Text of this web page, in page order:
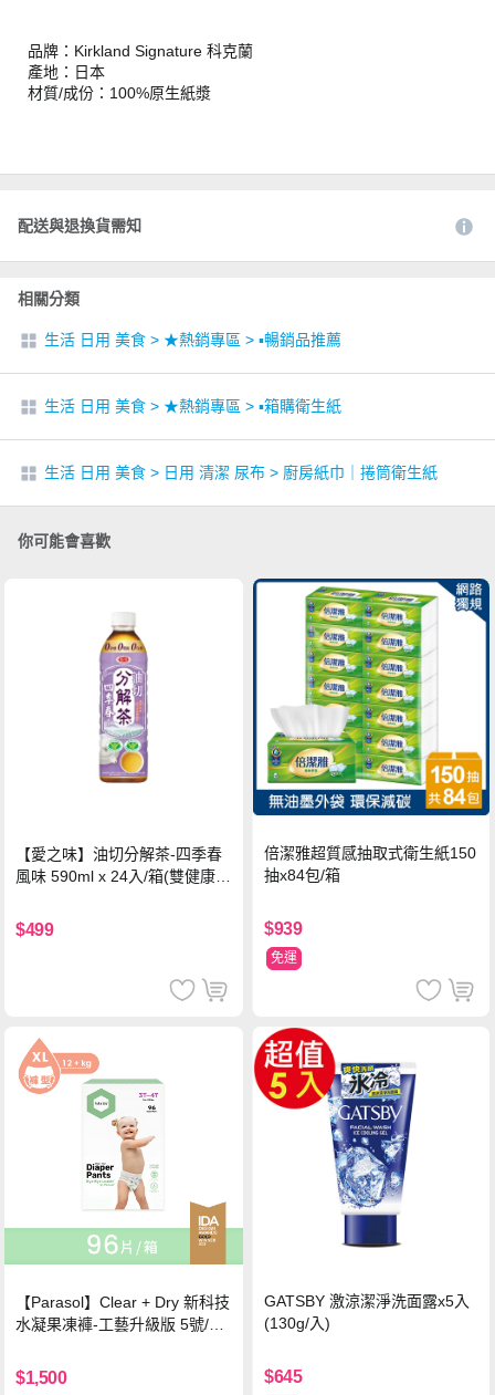
品牌：Kirkland Signature 科克蘭
產地：日本
材質/成份：100%原生紙漿
配送與退換貨需知
相關分類
生活 日用 美食 > ★熱銷專區 > ▪︎暢銷品推薦
生活 日用 美食 > ★熱銷專區 > ▪︎箱購衛生紙
生活 日用 美食 > 日用 清潔 尿布 > 廚房紙巾｜捲筒衛生紙
你可能會喜歡
【愛之味】油切分解茶-四季春
風味 590ml x 24入/箱(雙健康認
$499
倍潔雅超質感抽取式衛生紙150
抽x84包/箱
$939
免運
【Parasol】Clear + Dry 新科技
水凝果凍褲-工藝升級版 5號/XL
$1,500
GATSBY 激涼潔淨洗面露x5入
(130g/入)
$645